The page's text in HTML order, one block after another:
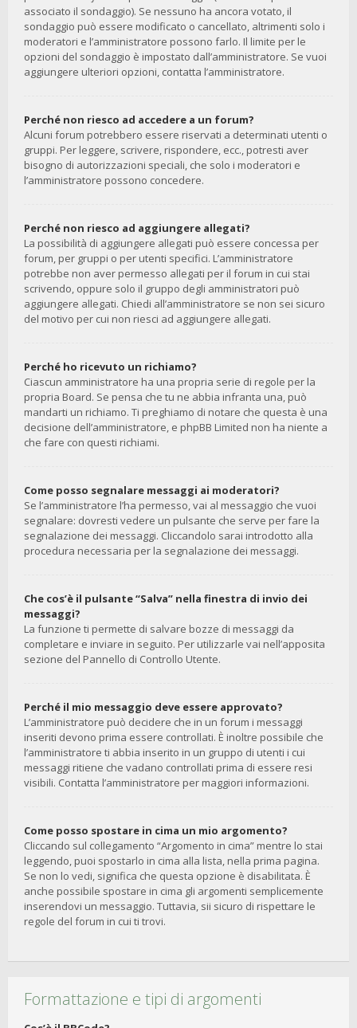
associato il sondaggio). Se nessuno ha ancora votato, il
sondaggio può essere modificato o cancellato, altrimenti solo i
moderatori e l’amministratore possono farlo. Il limite per le
opzioni del sondaggio è impostato dall’amministratore. Se vuoi
aggiungere ulteriori opzioni, contatta l’amministratore.
Perché non riesco ad accedere a un forum?
Alcuni forum potrebbero essere riservati a determinati utenti o
gruppi. Per leggere, scrivere, rispondere, ecc., potresti aver
bisogno di autorizzazioni speciali, che solo i moderatori e
l’amministratore possono concedere.
Perché non riesco ad aggiungere allegati?
La possibilità di aggiungere allegati può essere concessa per
forum, per gruppi o per utenti specifici. L’amministratore
potrebbe non aver permesso allegati per il forum in cui stai
scrivendo, oppure solo il gruppo degli amministratori può
aggiungere allegati. Chiedi all’amministratore se non sei sicuro
del motivo per cui non riesci ad aggiungere allegati.
Perché ho ricevuto un richiamo?
Ciascun amministratore ha una propria serie di regole per la
propria Board. Se pensa che tu ne abbia infranta una, può
mandarti un richiamo. Ti preghiamo di notare che questa è una
decisione dell’amministratore, e phpBB Limited non ha niente a
che fare con questi richiami.
Come posso segnalare messaggi ai moderatori?
Se l’amministratore l’ha permesso, vai al messaggio che vuoi
segnalare: dovresti vedere un pulsante che serve per fare la
segnalazione dei messaggi. Cliccandolo sarai introdotto alla
procedura necessaria per la segnalazione dei messaggi.
Che cos’è il pulsante “Salva” nella finestra di invio dei
messaggi?
La funzione ti permette di salvare bozze di messaggi da
completare e inviare in seguito. Per utilizzarle vai nell’apposita
sezione del Pannello di Controllo Utente.
Perché il mio messaggio deve essere approvato?
L’amministratore può decidere che in un forum i messaggi
inseriti devono prima essere controllati. È inoltre possibile che
l’amministratore ti abbia inserito in un gruppo di utenti i cui
messaggi ritiene che vadano controllati prima di essere resi
visibili. Contatta l’amministratore per maggiori informazioni.
Come posso spostare in cima un mio argomento?
Cliccando sul collegamento “Argomento in cima” mentre lo stai
leggendo, puoi spostarlo in cima alla lista, nella prima pagina.
Se non lo vedi, significa che questa opzione è disabilitata. È
anche possibile spostare in cima gli argomenti semplicemente
inserendovi un messaggio. Tuttavia, sii sicuro di rispettare le
regole del forum in cui ti trovi.
Formattazione e tipi di argomenti